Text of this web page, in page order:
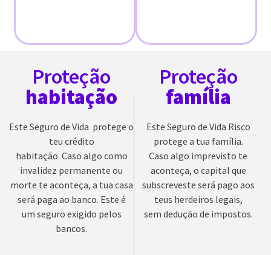
Proteção
habitação
Este Seguro de Vida protege o
teu crédito
habitação. Caso algo como
invalidez permanente ou
morte te aconteça, a tua casa
será paga ao banco. Este é
um seguro exigido pelos
bancos.
Proteção
família
Este Seguro de Vida Risco
protege a tua família.
Caso algo imprevisto te
aconteça, o capital que
subscreveste será pago aos
teus herdeiros legais,
sem dedução de impostos.